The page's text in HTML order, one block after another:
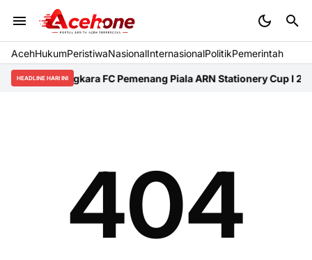
AcehHukumPeristiwaNasionalInternasionalPolitikPemerintah
HEADLINE HARI INI
Bhayangkara FC Pemenang Piala ARN Stationery Cup I
404